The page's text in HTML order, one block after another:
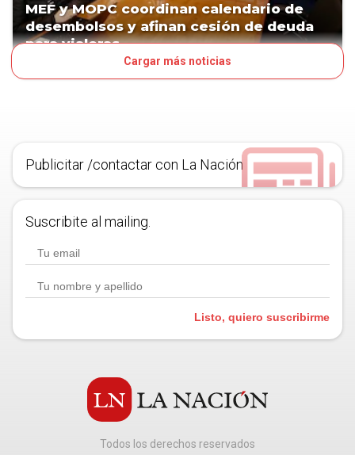
MEF y MOPC coordinan calendario de
desembolsos y afinan cesión de deuda
para vialeras
Cargar más noticias
Publicitar /contactar con La Nación
Suscribite al mailing.
Listo, quiero suscribirme
Todos los derechos reservados